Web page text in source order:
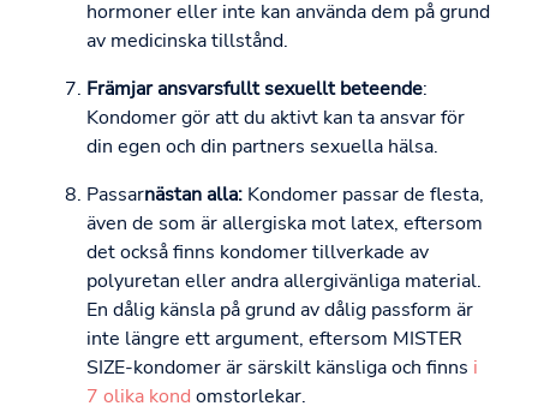
hormoner eller inte kan använda dem på grund
av medicinska tillstånd.
Främjar ansvarsfullt sexuellt beteende:
Kondomer gör att du aktivt kan ta ansvar för
din egen och din partners sexuella hälsa.
Passarnästan alla: Kondomer passar de flesta,
även de som är allergiska mot latex, eftersom
det också finns kondomer tillverkade av
polyuretan eller andra allergivänliga material.
En dålig känsla på grund av dålig passform är
inte längre ett argument, eftersom MISTER
SIZE-kondomer är särskilt känsliga och finns i
7 olika kond omstorlekar.